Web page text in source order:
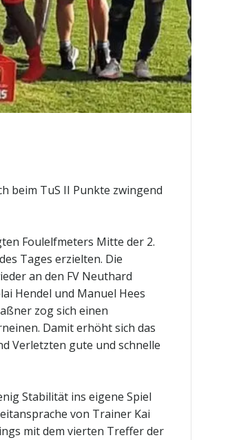
beim TuS II Punkte zwingend
Foulelfmeters Mitte der 2.
Tages erzielten. Die
an den FV Neuthard
Hendel und Manuel Hees
zog sich einen
Damit erhöht sich das
Verletzten gute und schnelle
Stabilität ins eigene Spiel
von Trainer Kai
mit dem vierten Treffer der